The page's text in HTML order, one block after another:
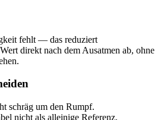
fehlt — das reduziert
direkt nach dem Ausatmen ab, ohne
schräg um den Rumpf.
nicht als alleinige Referenz.